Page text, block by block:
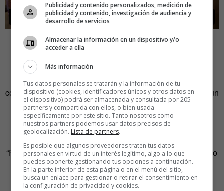
Es posible que ya estés trabajando de forma remota
“Es probable que tu trabajo legal esté subcontratado a un
bufete externo. Si no tienes un departamento de
contabilidad, es más que probable que esté en manos de un
contable externo. Y ¿qué pasa con las agencias de
publicidad que son contratadas para hacer tu trabajo
creativo?”.
“Para aquellos que se ponen a la defensiva cuando planteo
el teletrabajo como una opción les suelo hacer la misma
pregunta. ¿Qué porcentaje de tu tiempo en una oficina
Publicidad y contenido personalizados, medición de
publicidad y contenido, investigación de audiencia y
desarrollo de servicios
Almacenar la información en un dispositivo y/o
acceder a ella
Más información
Tus datos personales se tratarán y la información de tu
dispositivo (cookies, identificadores únicos y otros datos en
el dispositivo) podrá ser almacenada y consultada por 205
partners y compartida con ellos, o bien usada
específicamente por este sitio. Tanto nosotros como
nuestros partners podemos usar datos precisos de
geolocalización. Lista de partners.
Es posible que algunos proveedores traten tus datos
personales en virtud de un interés legítimo, algo a lo que
puedes oponerte gestionando tus opciones a continuación.
En la parte inferior de esta página o en el menú del sitio,
busca un enlace para gestionar o retirar el consentimiento en
la configuración de privacidad y cookies.